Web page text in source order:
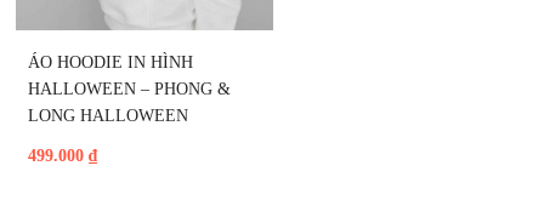
ÁO HOODIE IN HÌNH
HALLOWEEN – PHONG &
LONG HALLOWEEN
499.000 ₫